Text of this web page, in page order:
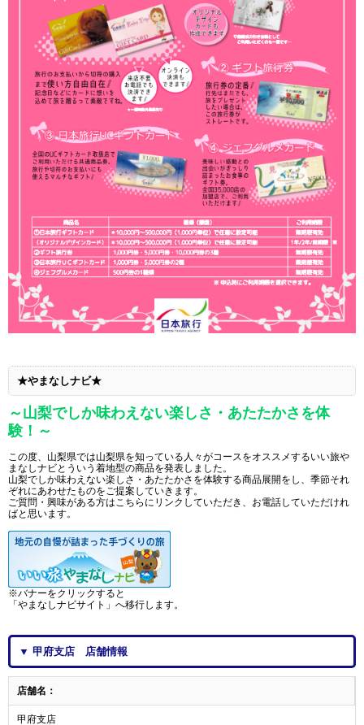
★やまなしナビ★
～山梨でしか味わえない楽しさ・あたたかさを体
験！～
この度、山梨県では山梨県を知っている人々がコースをオススメするいい旅や
まなしナビとういう着地型の商品を発表しました。
山梨でしか味わえない楽しさ・あたたかさを体験する商品展開をし、季節それ
ぞれにあわせたものをご提案していきます。
ご質問・興味がある方はこちらにリンクしていただき、お電話していただけれ
ばと思います。
※バナーをクリックすると
「やまなしナビサイト」へ移行します。
▼ 甲府支店 店舗情報
店舗名：
甲府支店